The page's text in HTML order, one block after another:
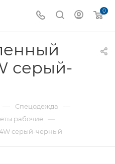
0
серый-
— Спецодежда —
рабочие —
серый-черный